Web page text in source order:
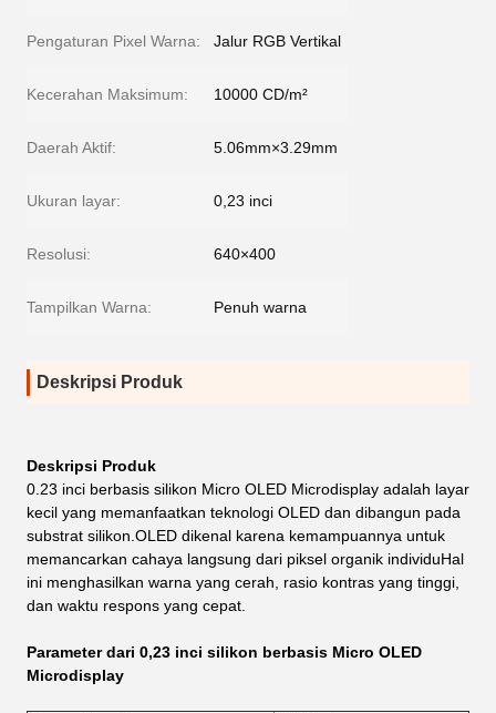
Pengaturan Pixel Warna: Jalur RGB Vertikal
Kecerahan Maksimum: 10000 CD/m²
Daerah Aktif: 5.06mm×3.29mm
Ukuran layar: 0,23 inci
Resolusi: 640×400
Tampilkan Warna: Penuh warna
Deskripsi Produk
Deskripsi Produk
0.23 inci berbasis silikon Micro OLED Microdisplay adalah layar
kecil yang memanfaatkan teknologi OLED dan dibangun pada
substrat silikon.OLED dikenal karena kemampuannya untuk
memancarkan cahaya langsung dari piksel organik individuHal
ini menghasilkan warna yang cerah, rasio kontras yang tinggi,
dan waktu respons yang cepat.
Parameter dari 0,23 inci silikon berbasis Micro OLED
Microdisplay